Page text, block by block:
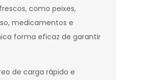
como peixes,
medicamentos e
forma eficaz de garantir
de carga rápido e